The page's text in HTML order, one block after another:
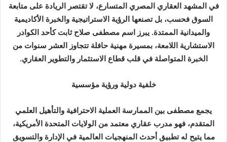
ل
ك
ن
ي
ا
في المشهد العقاري المصري المتسارع، لا تقتصر الريادة على متابعة
السوق فحسب، بل تصنعها الرؤية الاستراتيجية والخبرة الأكاديمية
والميدانية الممتدة. يبرز اسم مصطفى صلاح ثابت كأحد الكوادر
الاستشارية اللامعة، بمسيرة مهنية حافلة تتجاوز العشر سنوات من
الخبرة المتواصلة في قلب قطاع الاستثمار والتطوير العقاري.
خلفية دولية ورؤية مؤسسية
يجمع مصطفى بين الممارسة العملية الاحترافية والتأهيل العلمي
المتقدم، فهو مدرب عقاري معتمد من الولايات المتحدة الأمريكية،
مما يتيح له تطبيق أحدث المنهجيات العالمية في الإدارة والتسويق